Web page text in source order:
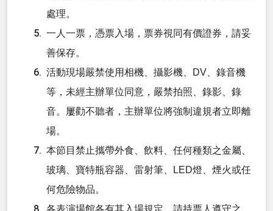
處理。
一人一票，憑票入場，票券視同有價證券，請妥
善保存。
活動現場嚴禁使用相機、攝影機、DV、錄音機
等，未經主辦單位同意，嚴禁拍照、錄影、錄
音。屢勸不聽者，主辦單位將強制違規者立即離
場。
本節目禁止攜帶外食、飲料、任何種類之金屬、
玻璃、寶特瓶容器、雷射筆、LED燈、煙火或任
何危險物品。
各表演場館各有其入場規定，請持票人遵守之，